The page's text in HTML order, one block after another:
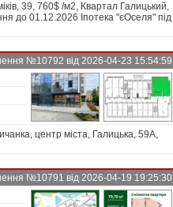
39, 760$ /м2, Квартал Галицький,
до 01.12.2026 Іпотека "єОселя" під
№10792 від 2026-04-23 15:54:59
центр міста, Галицька, 59А,
№10791 від 2026-04-19 19:25:30